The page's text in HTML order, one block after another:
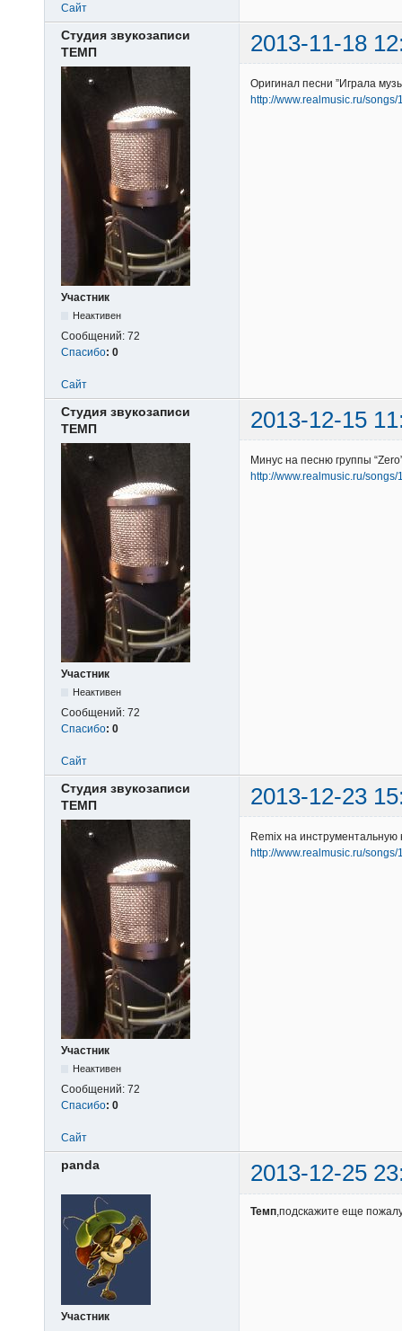
Сайт
Студия звукозаписи
ТЕМП
2013-11-18
Участник
Неактивен
Сообщений: 72
Спасибо: 0
Оригинал песни ”Играла
http://www.realmusic.ru/songs/
Сайт
Студия звукозаписи
ТЕМП
2013-12-15
Участник
Неактивен
Сообщений: 72
Спасибо: 0
Минус на песню группы
http://www.realmusic.ru/songs/
Сайт
Студия звукозаписи
ТЕМП
2013-12-23
Участник
Неактивен
Сообщений: 72
Спасибо: 0
Remix на инструментальную
http://www.realmusic.ru/songs/
Сайт
panda 2013-12-25
Участник
Темп ,подскажите еще